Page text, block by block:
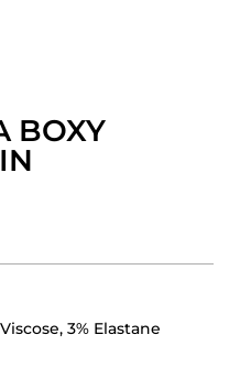
BOXY
3% Elastane